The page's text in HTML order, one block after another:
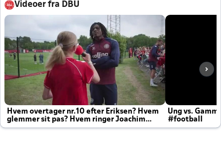
Videoer fra DBU
Hvem overtager nr.10 efter Eriksen? Hvem
glemmer sit pas? Hvem ringer Joachim
altid til efter kampe?
Ung vs.
#football